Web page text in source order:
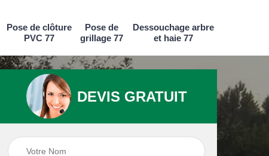
Pose de clôture
PVC 77
Pose de
grillage 77
Dessouchage arbre
et haie 77
Pose de clôture
Pose de clôture
PVC 77
DEVIS GRATUIT